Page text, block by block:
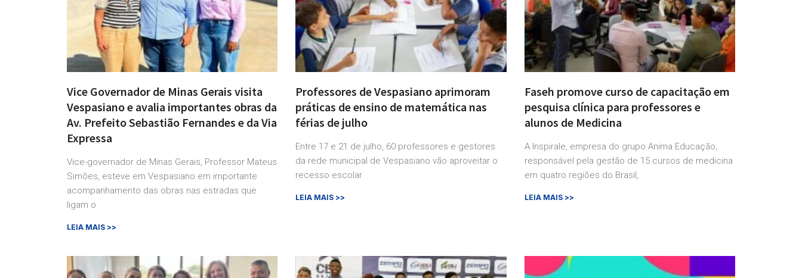
Vice Governador de Minas Gerais visita
Vespasiano e avalia importantes obras da
Av. Prefeito Sebastião Fernandes e da Via
Expressa
Vice-governador de Minas Gerais, Professor Mateus
Simões, esteve em Vespasiano em importante
acompanhamento das obras nas estradas que
ligam o
LEIA MAIS >>
Professores de Vespasiano aprimoram
práticas de ensino de matemática nas
férias de julho
Entre 17 e 21 de julho, 60 professores e gestores
da rede municipal de Vespasiano vão aproveitar o
recesso escolar
LEIA MAIS >>
Faseh promove curso de capacitação em
pesquisa clínica para professores e
alunos de Medicina
A Inspirale, empresa do grupo Anima Educação,
responsável pela gestão de 15 cursos de medicina
em quatro regiões do Brasil,
LEIA MAIS >>